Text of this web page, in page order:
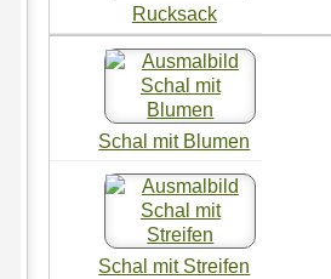
Rucksack
Schal mit Blumen
Schal mit Streifen